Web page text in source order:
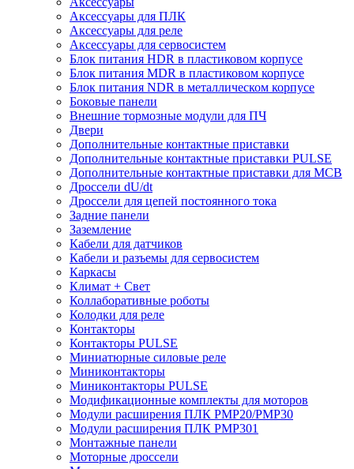
Аксессуары для ПЛК
Аксессуары для реле
Аксессуары для сервосистем
Блок питания HDR в пластиковом корпусе
Блок питания MDR в пластиковом корпусе
Блок питания NDR в металлическом корпусе
Боковые панели
Внешние тормозные модули для ПЧ
Двери
Дополнительные контактные приставки
Дополнительные контактные приставки PULSE
Дополнительные контактные приставки для MCB
Дроссели dU/dt
Дроссели для цепей постоянного тока
Задние панели
Заземление
Кабели для датчиков
Кабели и разъемы для сервосистем
Каркасы
Климат + Свет
Коллаборативные роботы
Колодки для реле
Контакторы
Контакторы PULSE
Миниатюрные силовые реле
Миниконтакторы
Миниконтакторы PULSE
Модификационные комплекты для моторов
Модули расширения ПЛК PMP20/PMP30
Модули расширения ПЛК PMP301
Монтажные панели
Моторные дроссели